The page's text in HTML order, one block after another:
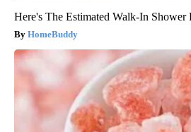
Here's The Estimated Walk-In Shower
HomeBuddy